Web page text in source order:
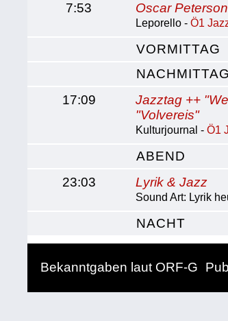
7:53
Oscar
Leporello -Ö1
VORMITTAG
NACHMITTAG
17:09
Jazztag ++
"Volvereis"
Kulturjournal -Ö1
ABEND
23:03
Lyrik & Jazz
Sound Art: Lyrik
NACHT
Bekanntgaben laut ORF-G